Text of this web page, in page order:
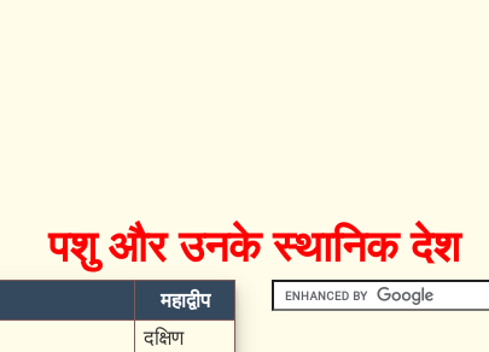
पशु और उनके स्थानिक देश
महाद्वीप
दक्षिण